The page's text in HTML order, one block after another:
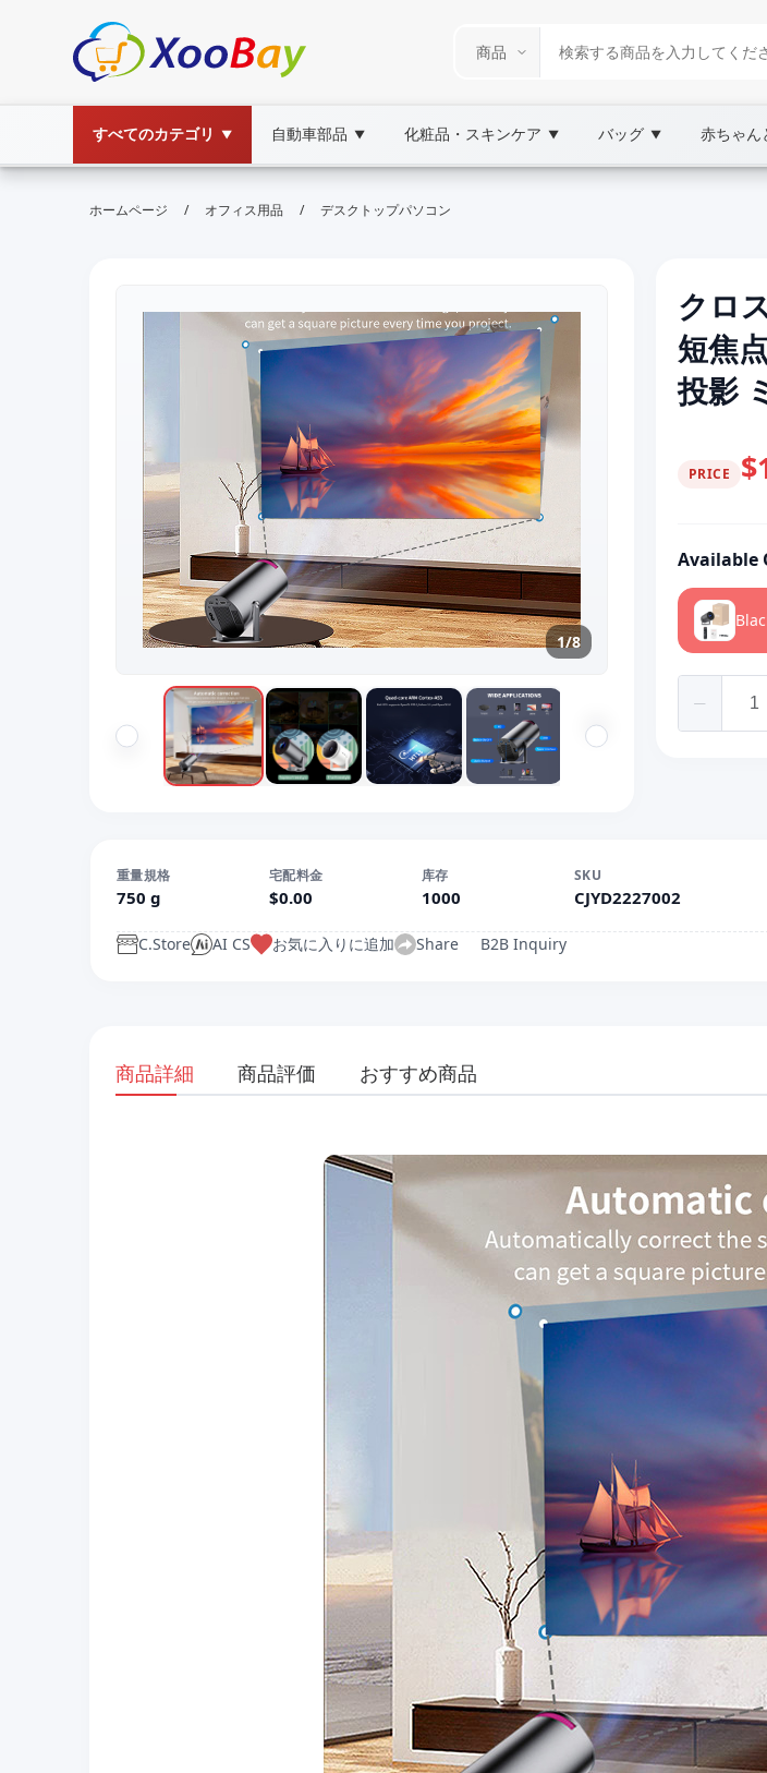
すべてのカテゴリ ▼ 自動車部品 ▼ 化粧品・スキンケア ▼ バッグ ▼ 赤ちゃん
ホームページ / オフィス用品 / デスクトップパソコン
1/8
クロ
短焦
投影
PRICE
Available
重量規格
750 g
宅配料金
$0.00
库存
1000
SKU
CJYD2227002
C.Store AI CS お気に入りに追加 Share B2B Inquiry
商品詳細 商品評価 おすすめ商品